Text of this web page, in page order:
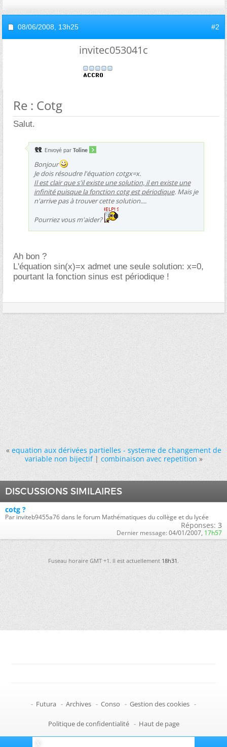
08/06/2008, 13h25 #2
invitec053041c
Re : Cotg
Salut.
Envoyé par Toline
Bonjour
Je dois résoudre l'équation cotgx=x.
Il est clair que s'il existe une solution, il en existe une
infinité puisque la fonction cotg est périodique. Mais je
n'arrive pas à trouver cette solution....
Pourriez vous m'aider?
Ah bon ?
L'équation sin(x)=x admet une seule solution: x=0,
pourtant la fonction sinus est périodique !
« equation aux dérivées partielles - systeme de changement de
variable non bijectif|combinaison avec repetition »
DISCUSSIONS SIMILAIRES
cotg ?
Par inviteb9455a76 dans le forum Mathématiques du collège et du lycée
Réponses: 3
Dernier message: 04/01/2007, 17h57
Fuseau horaire GMT +1. Il est actuellement18h31.
- Futura - Archives - Conso - Gestion des cookies -
Politique de confidentialité - Haut de page